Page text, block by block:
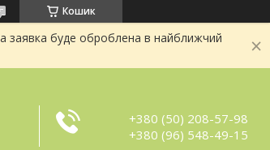
Кошик
заявка буде оброблена в найближчий
+380 (50) 208-57-98
+380 (96) 548-49-15